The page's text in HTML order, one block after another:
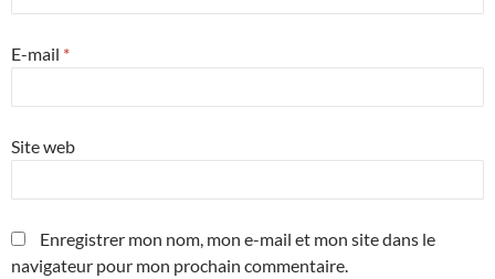
E-mail *
Site web
Enregistrer mon nom, mon e-mail et mon site dans le
navigateur pour mon prochain commentaire.